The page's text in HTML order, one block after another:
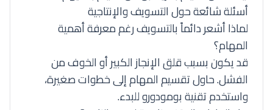
أسئلة شائعة حول التسويف والإنتاجية
لماذا أشعر دائماً بالتسويف رغم معرفة أهمية
المهام؟
قد يكون بسبب قلق الإنجاز الكبير أو الخوف من
الفشل. حاول تقسيم المهام إلى خطوات صغيرة،
واستخدم تقنية بومودورو للبدء.